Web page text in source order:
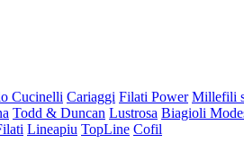
Cucinelli Cariaggi Filati Power Millefili
Todd & Duncan Lustrosa Biagioli
Lineapiu TopLine Cofil